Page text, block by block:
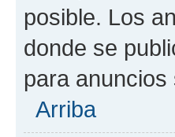
posible. Los
donde se
para
Arriba